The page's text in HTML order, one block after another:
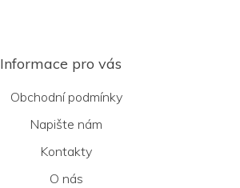
Informace pro vás
Obchodní podmínky
Napište nám
Kontakty
O nás